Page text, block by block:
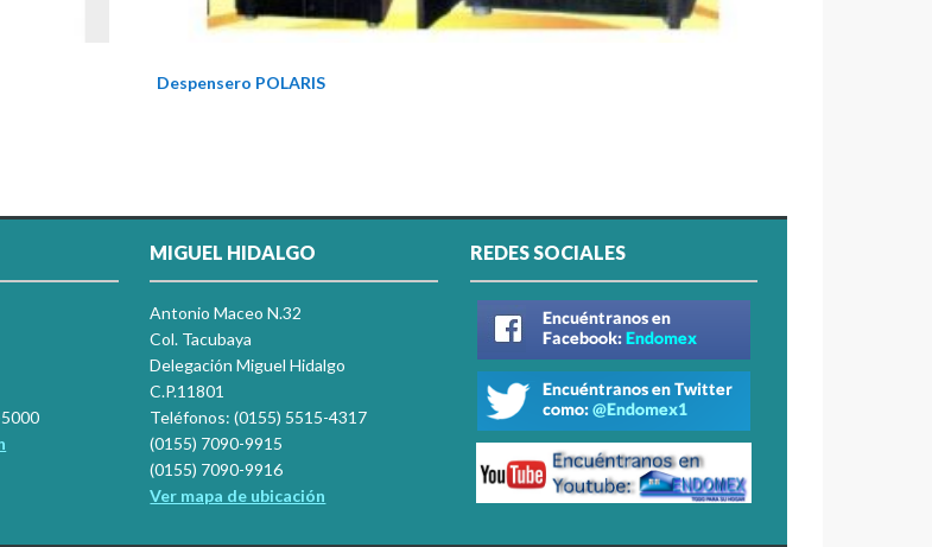
Despensero POLARIS
MIGUEL HIDALGO
Antonio Maceo N.32
Col. Tacubaya
Delegación Miguel Hidalgo
C.P.11801
Teléfonos: (0155) 5515-4317
(0155) 7090-9915
(0155) 7090-9916
Ver mapa de ubicación
REDES SOCIALES